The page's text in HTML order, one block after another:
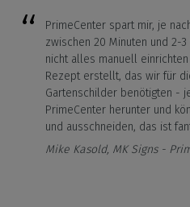
PrimeCenter spart mir, je
zwischen 20 Minuten und 2-
nicht alles manuell
Rezept erstellt, das wir für
Gartenschilder benötigten -
PrimeCenter herunter und
und ausschneiden, das ist
Mike Kasold, MK Signs -